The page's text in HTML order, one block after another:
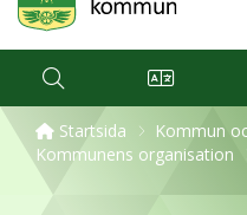
Startsida
Kommun
Kommunens organisation